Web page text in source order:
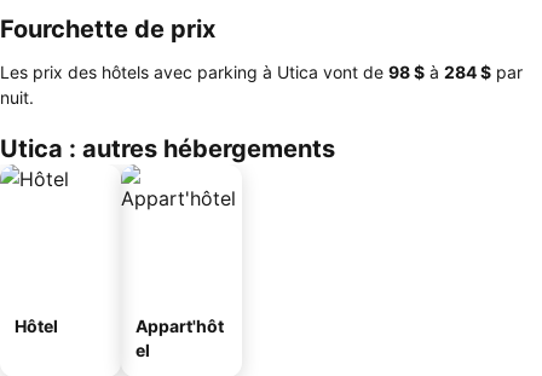
Fourchette de prix
Les prix des hôtels avec parking à Utica vont de ‎98 $ à ‎284 $ par
nuit.
Utica : autres hébergements
Hôtel
Appart'hôt
el